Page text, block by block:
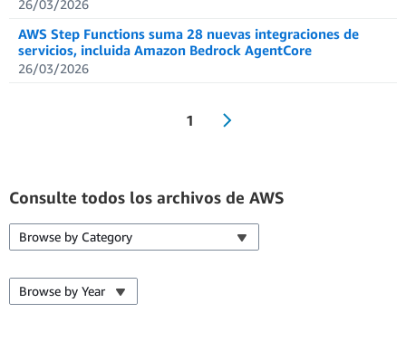
26/03/2026
AWS Step Functions suma 28 nuevas integraciones de
servicios, incluida Amazon Bedrock AgentCore
26/03/2026
1
Consulte todos los archivos de AWS
Browse by Category
Browse by Year